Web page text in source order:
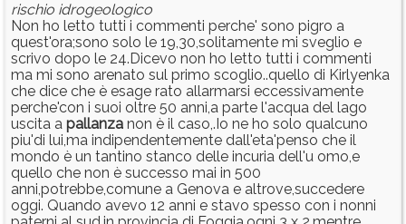
rischio idrogeologico
Non ho letto tutti i commenti perche' sono pigro a
quest'ora;sono solo le 19,30,solitamente mi sveglio e
scrivo dopo le 24.Dicevo non ho letto tutti i commenti
ma mi sono arenato sul primo scoglio..quello di Kirlyenka
che dice che è esage rato allarmarsi eccessivamente
perche'con i suoi oltre 50 anni,a parte l'acqua del lago
uscita a pallanza non è il caso,.Io ne ho solo qualcuno
piu'di lui,ma indipendentemente dall'eta'penso che il
mondo è un tantino stanco delle incuria dell'u omo,e
quello che non è successo mai in 500
anni,potrebbe,comune a Genova e altrove,succedere
oggi. Quando avevo 12 anni e stavo spesso con i nonni